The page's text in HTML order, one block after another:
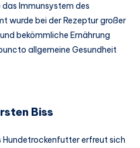
Immunsystem des
wurde bei der Rezeptur großer
bekömmliche Ernährung
allgemeine Gesundheit
Biss
Hundetrockenfutter erfreut sich